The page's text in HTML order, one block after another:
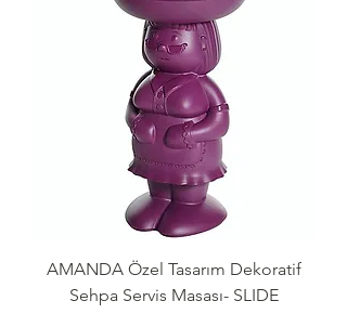
AMANDA Özel Tasarım Dekoratif
Sehpa Servis Masası- SLIDE